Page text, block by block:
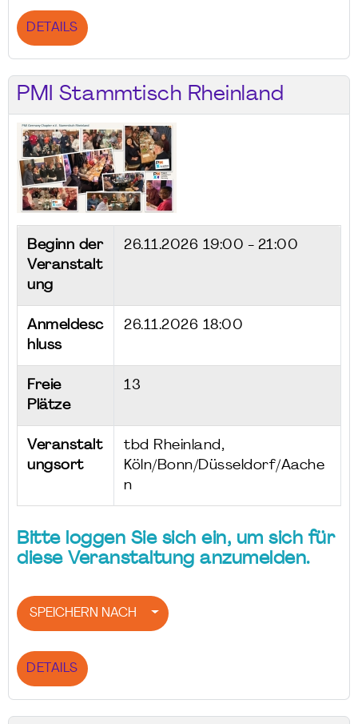
DETAILS
PMI Stammtisch Rheinland
Beginn der
Veranstalt
ung
26.11.2026 19:00 - 21:00
Anmeldesc
hluss
26.11.2026 18:00
Freie
Plätze
13
Veranstalt
ungsort
tbd Rheinland,
Köln/Bonn/Düsseldorf/Aache
n
Bitte loggen Sie sich ein, um sich für
diese Veranstaltung anzumelden.
SPEICHERN NACH
DETAILS